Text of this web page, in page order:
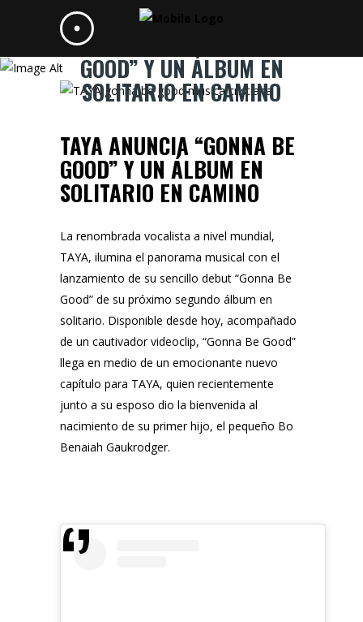
TAYA ANUNCIA “GONNA BE
GOOD” Y UN ÁLBUM EN
SOLITARIO EN CAMINO
TAYA ANUNCIA “GONNA BE
GOOD” Y UN ÁLBUM EN
SOLITARIO EN CAMINO
La renombrada vocalista a nivel mundial,
TAYA, ilumina el panorama musical con el
lanzamiento de su sencillo debut “Gonna Be
Good” de su próximo segundo álbum en
solitario. Disponible desde hoy, acompañado
de un cautivador videoclip, “Gonna Be Good”
llega en medio de un emocionante nuevo
capítulo para TAYA, quien recientemente
junto a su esposo dio la bienvenida al
nacimiento de su primer hijo, el pequeño Bo
Benaiah Gaukrodger.